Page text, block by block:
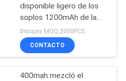
disponible ligero de los
soplos 1200mAh de la
pluma 1500 de Vape
Discuss MOQ:2000PCS
CONTACTO
400mah mezcló el